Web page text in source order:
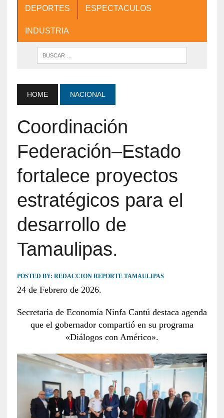
DEPORTES ESPECTACULOS
INDUSTRIA
HOME NACIONAL
Coordinación
Federación–Estado
fortalece proyectos
estratégicos para el
desarrollo de
Tamaulipas.
POSTED BY: REDACCION REPORTE TAMAULIPAS
24 de Febrero de 2026.
Secretaria de Economía Ninfa Cantú destaca agenda
que el gobernador compartió en su programa
«Diálogos con Américo».